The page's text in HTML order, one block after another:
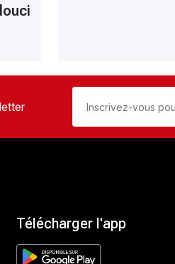
Télécharger l'app